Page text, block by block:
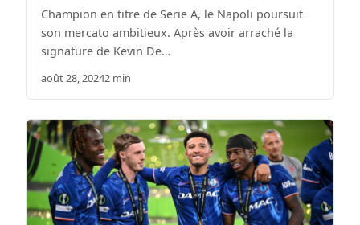
Champion en titre de Serie A, le Napoli poursuit
son mercato ambitieux. Après avoir arraché la
signature de Kevin De…
août 28, 20242 min